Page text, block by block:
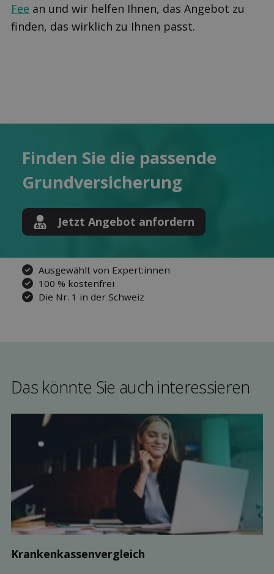
Fee an und wir helfen Ihnen, das Angebot zu
finden, das wirklich zu Ihnen passt.
Finden Sie die pas­sende
Grund­versicherung
Jetzt Angebot anfordern
Ausgewählt von Expert:innen
100 % kostenfrei
Die Nr. 1 in der Schweiz
Das könnte Sie auch interessieren
Kranken­kassen­vergleich